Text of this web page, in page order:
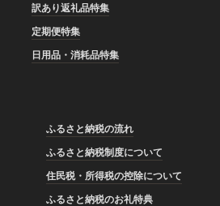
訳あり返礼品特集
定期便特集
日用品・消耗品特集
ふるさと納税の流れ
ふるさと納税制度について
住民税・所得税の控除について
ふるさと納税のお礼特典